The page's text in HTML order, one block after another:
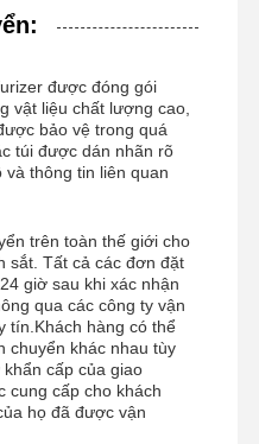
được đóng gói
vật liệu chất lượng cao,
bảo vệ trong quá
túi được dán nhãn rõ
thông tin liên quan
trên toàn thế giới cho
sắt. Tất cả các đơn đặt
giờ sau khi xác nhận
qua các công ty vận
tín.Khách hàng có thể
chuyển khác nhau tùy
cấp của giao
cung cấp cho khách
họ đã được vận